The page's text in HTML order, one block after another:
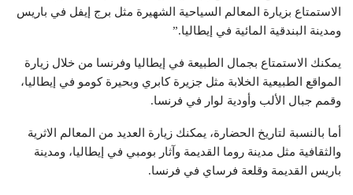
الاستمتاع بزيارة المعالم السياحية الشهيرة مثل برج إيفل في باريس
ومدينة البندقية المائية في إيطاليا.”
يمكنك الاستمتاع بجمال الطبيعة في إيطاليا وفرنسا من خلال زيارة
المواقع الطبيعية الخلابة مثل جزيرة كابري وبحيرة كومو في إيطاليا،
وقمم جبال الألب وأودية لوار في فرنسا.
أما بالنسبة لتاريخ الحضارة، يمكنك زيارة العديد من المعالم الاثرية
والثقافية مثل مدينة روما القديمة وآثار بومبي في إيطاليا، ومدينة
باريس القديمة وقلعة فرساي في فرنسا.